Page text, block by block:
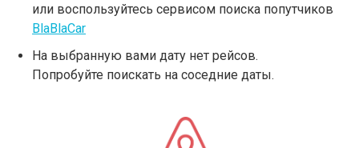
или воспользуйтесь сервисом поиска попутчиков
BlaBlaCar
На выбранную вами дату нет рейсов.
Попробуйте поискать на соседние даты.